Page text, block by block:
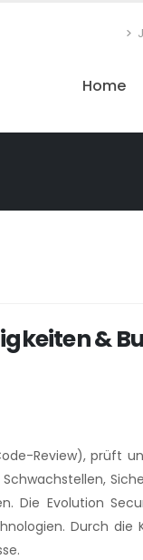
Home
&
Review), prüft
Die Evolution
Durch